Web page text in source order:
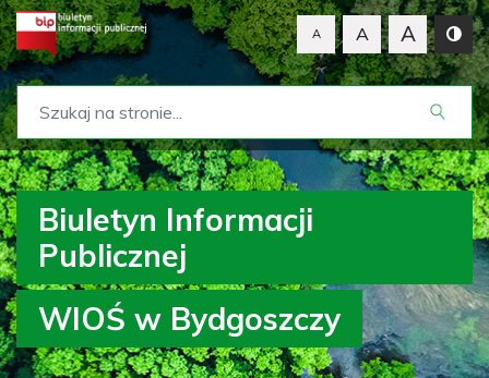
A A A
Biuletyn Informacji
Publicznej
WIOŚ w Bydgoszczy